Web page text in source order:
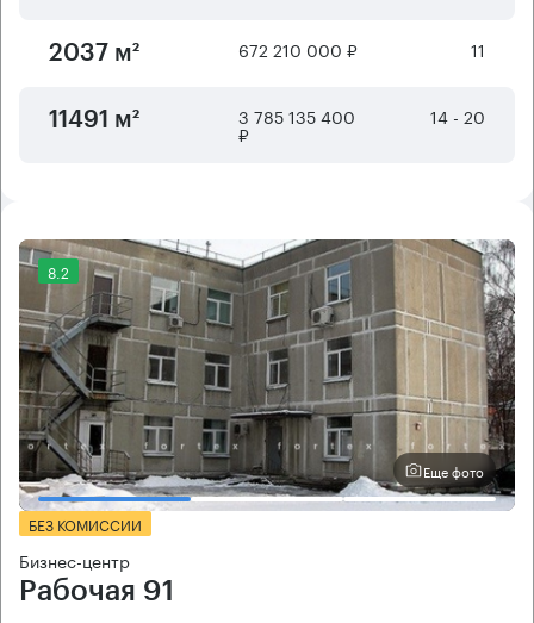
2037 м² 672 210 000 ₽ 11
11491 м² 3 785 135 400
₽
14 - 20
8.2
Еще фото
БЕЗ КОМИССИИ
Бизнес-центр
Рабочая 91